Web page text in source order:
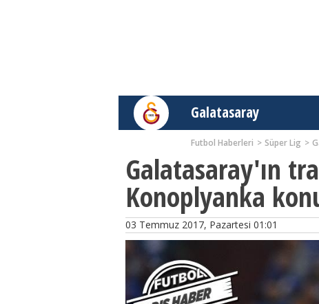
Galatasaray
Futbol Haberleri Süper Lig
Galatasaray'ın
Konoplyanka
03 Temmuz 2017, Pazartesi 01:01